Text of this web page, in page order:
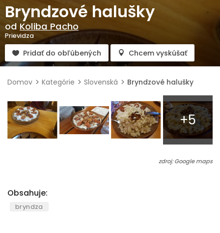
Bryndzové halušky
od Koliba Pacho
Prievidza
Pridať do obľúbených Chcem vyskúšať
Domov Kategórie Slovenská Bryndzové halušky
+5
zdroj: Google maps
Obsahuje:
bryndza